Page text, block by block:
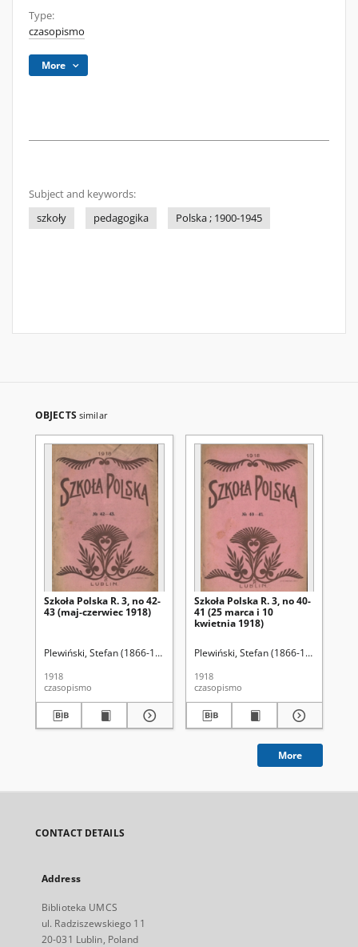
Type:
czasopismo
More
Subject and keywords:
szkoły
pedagogika Polska ; 1900-1945
OBJECTS similar
Szkoła Polska R. 3, no 42-
43 (maj-czerwiec 1918)
Plewiński, Stefan (1866-19..). Plewiński, Stefan (1866-19..)
1918
czasopismo
Szkoła Polska R. 3, no 40-
41 (25 marca i 10
kwietnia 1918)
Plewiński, Stefan (1866-19..).
1918
czasopismo
More
CONTACT DETAILS
Address
Biblioteka UMCS
ul. Radziszewskiego 11
20-031 Lublin, Poland